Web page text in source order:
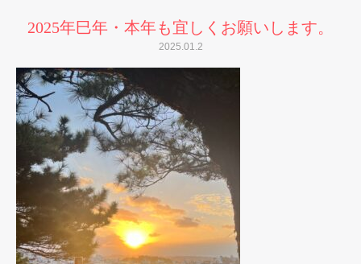
2025年巳年・本年も宜しくお願いします。
2025.01.2